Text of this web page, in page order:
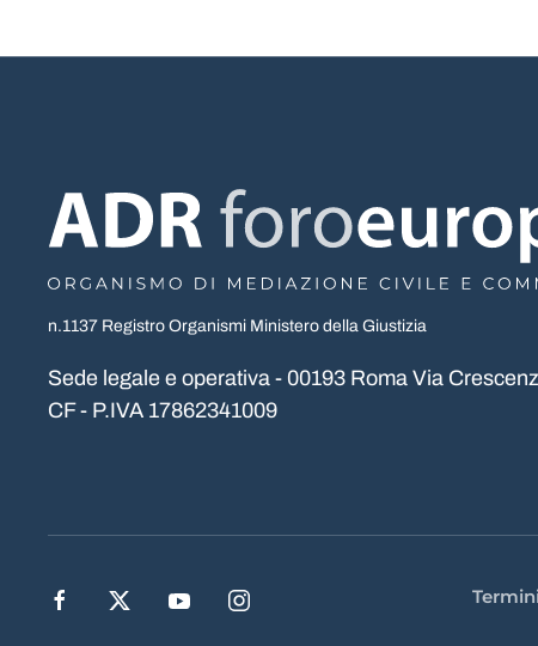
n.1137 Registro Organismi Ministero della Giustizia
Sede legale e operativa - 00193 Roma Via
CF - P.IVA 17862341009